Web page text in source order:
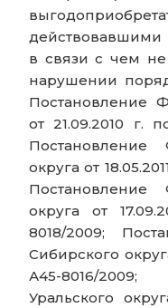
действовавшими
в связи с чем
нарушении
Постановление
от 21.09.2010 г.
Постановление
округа от
Постановление
округа от
8018/2009;
Сибирского
А45-8016/
Уральского